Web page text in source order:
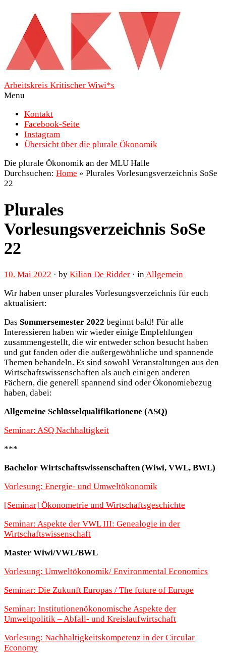
Arbeitskreis Kritischer Wiwi*s
Menu
Kontakt
Facebook-Seite
Instagram
Übersicht über die plurale Ökonomik
Die plurale Ökonomik an der MLU Halle
Durchsuchen: Home » Plurales Vorlesungsverzeichnis SoSe
22
Plurales
Vorlesungsverzeichnis SoSe
22
10. Mai 2022 · by Kilian De Ridder · in Allgemein
Wir haben unser plurales Vorlesungsverzeichnis für euch
aktualisiert:
Das Sommersemester 2022 beginnt bald! Für alle
Interessieren haben wir wieder einige Empfehlungen
zusammengestellt, die wir entweder schon besucht haben
und gut fanden oder die außergewöhnliche und spannende
Themen behandeln. Es sind sowohl Veranstaltungen aus den
Wirtschaftswissenschaften als auch einigen anderen
Fächern, die generell spannend sind oder Ökonomiebezug
haben, dabei:
Allgemeine Schlüsselqualifikationene (ASQ)
Seminar: ASQ Nachhaltigkeit
***
Bachelor Wirtschaftswissenschaften (Wiwi, VWL, BWL)
Vorlesung: Energie- und Umweltökonomik
[Seminar] Ökonometrie und Wirtschaftsgeschichte
Seminar: Aspekte der VWL III: Genealogie in der
Wirtschaftswissenschaft
Master Wiwi/VWL/BWL
Vorlesung: Umweltökonomik/ Environmental Economics
Seminar: Die Zukunft Europas / The future of Europe
Seminar: Institutionenökonomische Aspekte der
Umweltpolitik – Abfall- und Kreislaufwirtschaft
Vorlesung: Nachhaltigkeitskompetenz in der Circular
Economy